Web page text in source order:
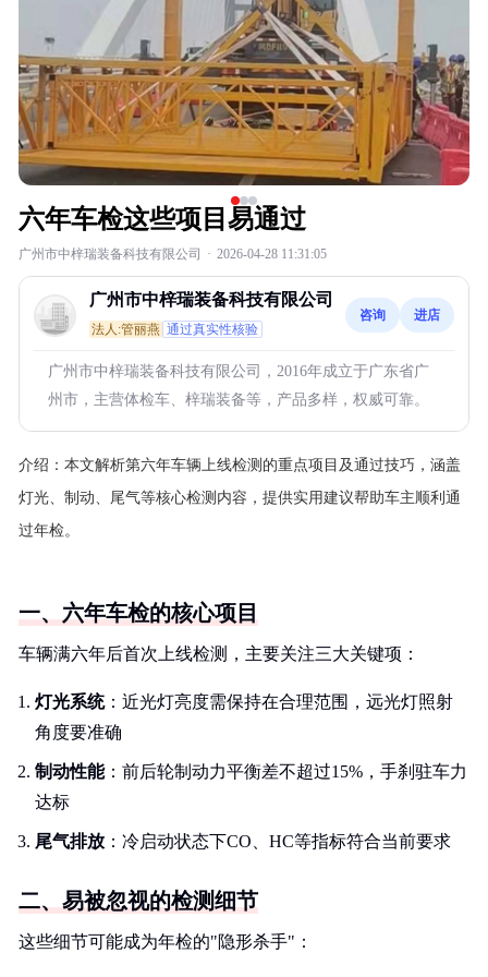
六年车检这些项目易通过
广州市中梓瑞装备科技有限公司 · 2026-04-28 11:31:05
广州市中梓瑞装备科技有限公司
法人:管丽燕 通过真实性核验
咨询 进店
广州市中梓瑞装备科技有限公司，2016年成立于广东省广
州市，主营体检车、梓瑞装备等，产品多样，权威可靠。
介绍： 本文解析第六年车辆上线检测的重点项目及通过技巧，涵盖
灯光、制动、尾气等核心检测内容，提供实用建议帮助车主顺利通
过年检。
一、六年车检的核心项目
车辆满六年后首次上线检测，主要关注三大关键项：
灯光系统：近光灯亮度需保持在合理范围，远光灯照射
角度要准确
制动性能：前后轮制动力平衡差不超过15%，手刹驻车力
达标
尾气排放 ：冷启动状态下CO、HC等指标符合当前要求
二、易被忽视的检测细节
这些细节可能成为年检的"隐形杀手"：